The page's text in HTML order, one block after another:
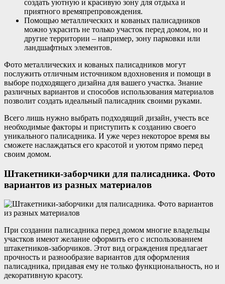
создать уютную и красивую зону для отдыха и
приятного времяпрепровождения.
Помощью металлических и кованых палисадников
можно украсить не только участок перед домом, но и
другие территории – например, зону парковки или
ландшафтных элементов.
Фото металлических и кованых палисадников могут
послужить отличным источником вдохновения и помощи в
выборе подходящего дизайна для вашего участка. Знание
различных вариантов и способов использования материалов
позволит создать идеальный палисадник своими руками.
Всего лишь нужно выбрать подходящий дизайн, учесть все
необходимые факторы и приступить к созданию своего
уникального палисадника. И уже через некоторое время вы
сможете наслаждаться его красотой и уютом прямо перед
своим домом.
Штакетники-заборчики для палисадника. Фото
вариантов из разных материалов
При создании палисадника перед домом многие владельцы
участков имеют желание оформить его с использованием
штакетников-заборчиков. Этот вид ограждения предлагает
прочность и разнообразие вариантов для оформления
палисадника, придавая ему не только функциональность, но и
декоративную красоту.